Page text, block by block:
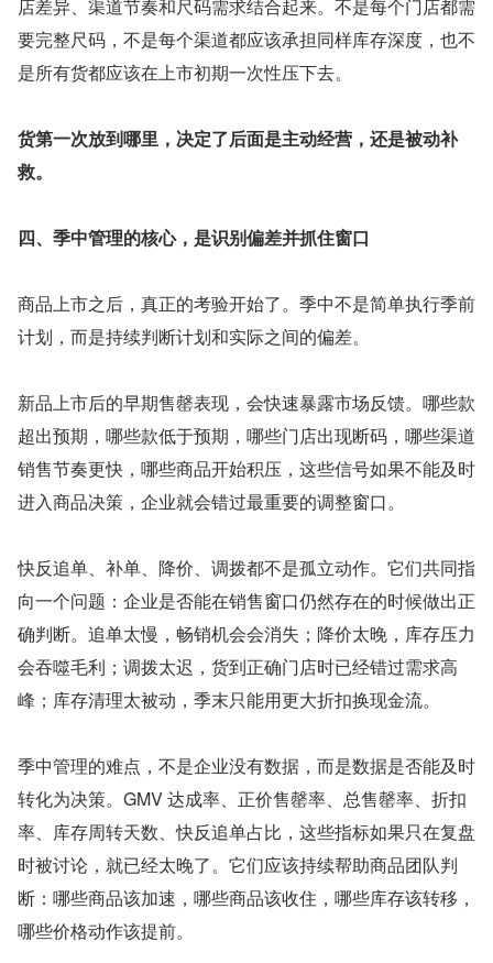
店差异、渠道节奏和尺码需求结合起来。不是每个门店都需
要完整尺码，不是每个渠道都应该承担同样库存深度，也不
是所有货都应该在上市初期一次性压下去。
货第一次放到哪里，决定了后面是主动经营，还是被动补
救。
四、季中管理的核心，是识别偏差并抓住窗口
商品上市之后，真正的考验开始了。季中不是简单执行季前
计划，而是持续判断计划和实际之间的偏差。
新品上市后的早期售罄表现，会快速暴露市场反馈。哪些款
超出预期，哪些款低于预期，哪些门店出现断码，哪些渠道
销售节奏更快，哪些商品开始积压，这些信号如果不能及时
进入商品决策，企业就会错过最重要的调整窗口。
快反追单、补单、降价、调拨都不是孤立动作。它们共同指
向一个问题：企业是否能在销售窗口仍然存在的时候做出正
确判断。追单太慢，畅销机会会消失；降价太晚，库存压力
会吞噬毛利；调拨太迟，货到正确门店时已经错过需求高
峰；库存清理太被动，季末只能用更大折扣换现金流。
季中管理的难点，不是企业没有数据，而是数据是否能及时
转化为决策。GMV 达成率、正价售罄率、总售罄率、折扣
率、库存周转天数、快反追单占比，这些指标如果只在复盘
时被讨论，就已经太晚了。它们应该持续帮助商品团队判
断：哪些商品该加速，哪些商品该收住，哪些库存该转移，
哪些价格动作该提前。